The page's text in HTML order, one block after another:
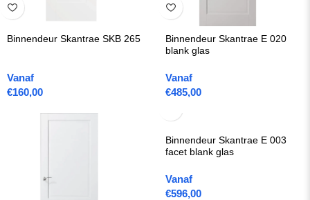
Binnendeur Skantrae SKB 265
Vanaf
€160,00
Binnendeur Skantrae E 020
blank glas
Vanaf
€485,00
Binnendeur Skantrae E 003
facet blank glas
Vanaf
€596,00